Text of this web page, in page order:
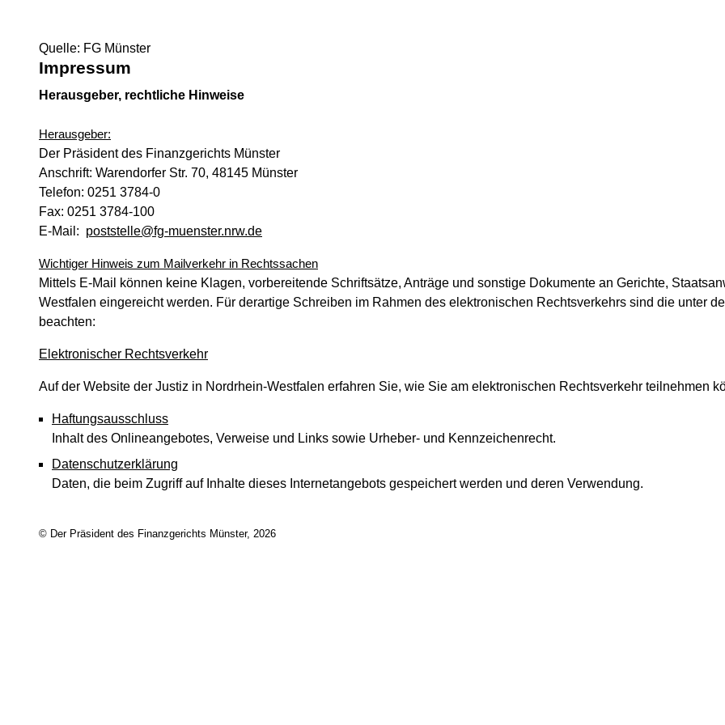
Quelle: FG Münster
Impressum
Herausgeber, rechtliche Hinweise
Herausgeber:
Der Präsident des Finanzgerichts Münster
Anschrift: Warendorfer Str. 70, 48145 Münster
Telefon: 0251 3784-0
Fax: 0251 3784-100
E-Mail: poststelle@fg-muenster.nrw.de
Wichtiger Hinweis zum Mailverkehr in Rechtssachen
Mittels E-Mail können keine Klagen, vorbereitende Schriftsätze, Anträge und sonstige Dokumente an Gerichte,
Westfalen eingereicht werden. Für derartige Schreiben im Rahmen des elektronischen Rechtsverkehrs sind die unter
beachten:
Elektronischer Rechtsverkehr
Auf der Website der Justiz in Nordrhein-Westfalen erfahren Sie, wie Sie am elektronischen Rechtsverkehr teilnehmen
Haftungsausschluss
Inhalt des Onlineangebotes, Verweise und Links sowie Urheber- und Kennzeichenrecht.
Datenschutzerklärung
Daten, die beim Zugriff auf Inhalte dieses Internetangebots gespeichert werden und deren Verwendung.
© Der Präsident des Finanzgerichts Münster, 2026